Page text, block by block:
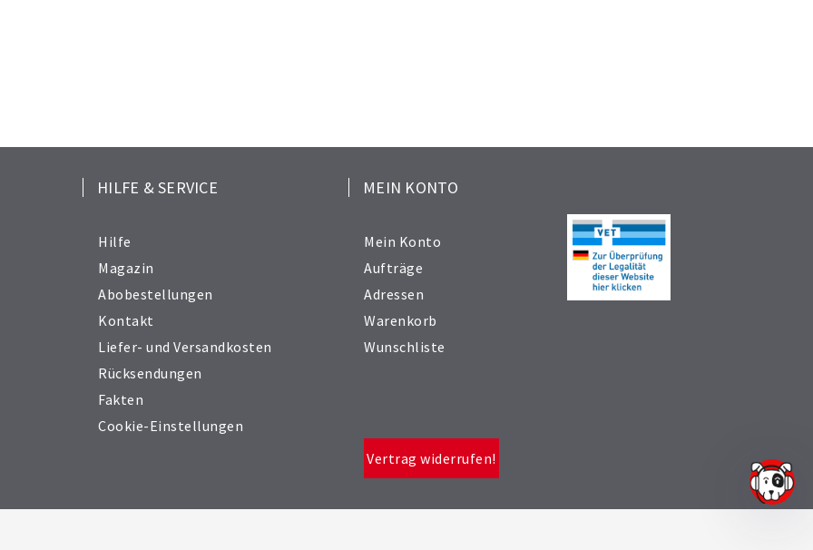
HILFE & SERVICE
Hilfe
Magazin
Abobestellungen
Kontakt
Liefer- und Versandkosten
Rücksendungen
Fakten
Cookie-Einstellungen
MEIN KONTO
Mein Konto
Aufträge
Adressen
Warenkorb
Wunschliste
Vertrag widerrufen!